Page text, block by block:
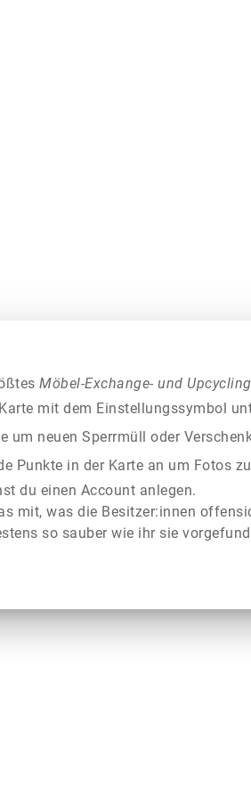
Möbel-Exchange- und
mit dem Einstellungssymbol
um neuen Sperrmüll oder
Punkte in der Karte an um Fotos
du einen Account anlegen.
mit, was die Besitzer:innen
so sauber wie ihr sie